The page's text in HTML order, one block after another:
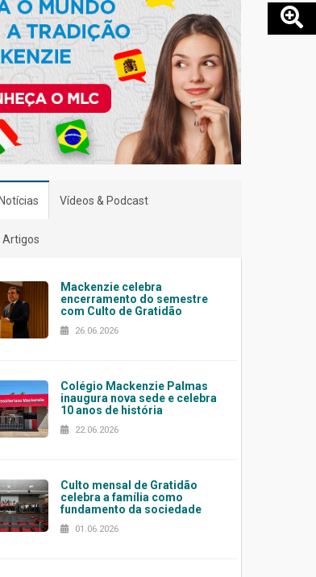
Vídeos & Podcast
Artigos
Mackenzie celebra
encerramento do semestre
com Culto de Gratidão
26.06.2026
Colégio Mackenzie Palmas
inaugura nova sede e celebra
10 anos de história
22.06.2026
Culto mensal de Gratidão
celebra a família como
fundamento da sociedade
01.06.2026